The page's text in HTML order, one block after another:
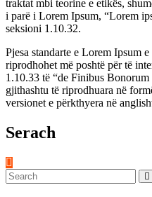
traktat mbi teorine e etikës,
i parë i Lorem Ipsum, “Lorem
seksioni 1.10.32.
Pjesa standarte e Lorem Ipsum
riprodhohet më poshtë për të
1.10.33 të “de Finibus
gjithashtu të riprodhuara në
versionet e përkthyera në
Serach